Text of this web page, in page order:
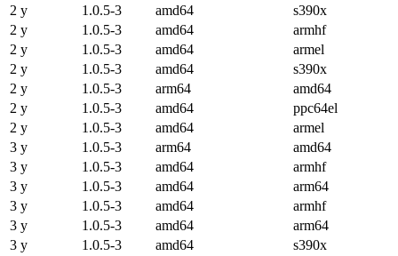
2 y
1.0.5-3 amd64
s390x
2 y
1.0.5-3 amd64
armhf
2 y
1.0.5-3 amd64
armel
2 y
1.0.5-3 amd64
s390x
2 y
1.0.5-3 arm64
amd64
2 y
1.0.5-3 amd64
ppc64el
2 y
1.0.5-3 amd64
armel
3 y
1.0.5-3 arm64
amd64
3 y
1.0.5-3 amd64
armhf
3 y
1.0.5-3 amd64
arm64
3 y
1.0.5-3 amd64
armhf
3 y
1.0.5-3 amd64
arm64
3 y
1.0.5-3 amd64
s390x